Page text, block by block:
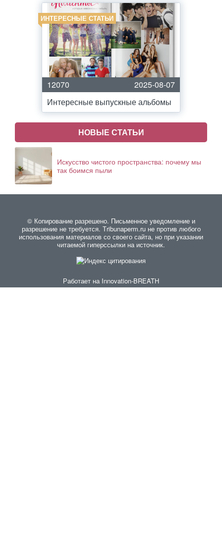
ИНТЕРЕСНЫЕ СТАТЬИ
12070
2025-08-07
Интересные выпускные альбомы
НОВЫЕ СТАТЬИ
Искусство чистого пространства: почему мы
так боимся пыли
© Копирование разрешено. Письменное уведомление и
разрешение не требуется. Тribunaperm.ru не против любого
использования материалов со своего сайта, но при указании
читаемой гиперссылки на источник.
Работает на Innovation-BREATH